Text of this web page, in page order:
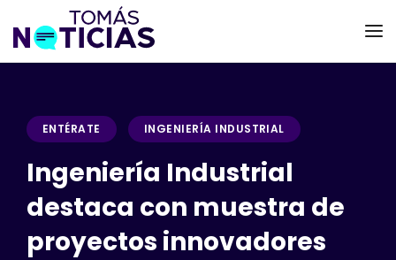
ENTÉRATE INGENIERÍA INDUSTRIAL
Ingeniería Industrial
destaca con muestra de
proyectos innovadores